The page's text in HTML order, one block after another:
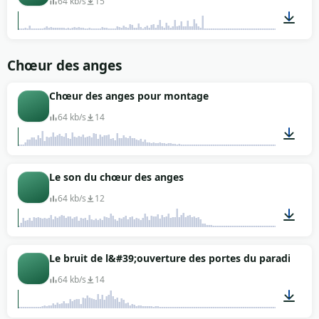
Chœur des anges
Chœur des anges pour montage
64 kb/s 14
Le son du chœur des anges
64 kb/s 12
00:14
Le bruit de l&#39;ouverture des portes du paradis
64 kb/s 14